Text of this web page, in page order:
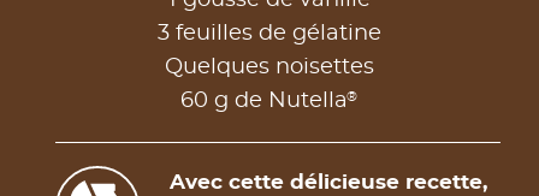
3 feuilles de gélatine
Quelques noisettes
60 g de Nutella®
Avec cette délicieuse recette,